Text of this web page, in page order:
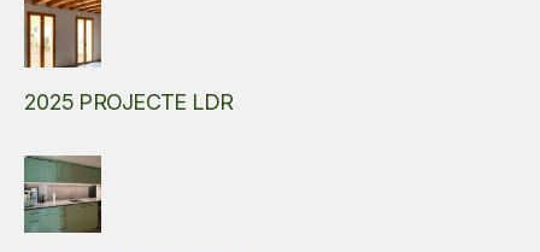
2025 PROJECTE LDR